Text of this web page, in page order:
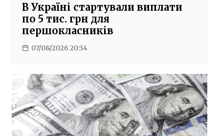
В Україні стартували виплати
по 5 тис. грн для
першокласників
07/08/2026 20:34